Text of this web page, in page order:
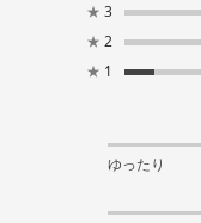
★ 3
★ 2
★ 1
ゆったり